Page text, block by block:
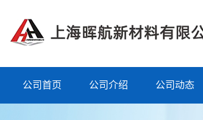
公司首页 公司介绍 公司动态